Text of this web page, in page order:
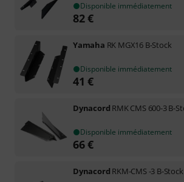
Disponible immédiatement
82€
Yamaha RK MGX16 B-Stock
Disponible immédiatement
41 €
Dynacord RMK CMS 600-3 B-
Disponible immédiatement
66€
Dynacord RKM-CMS -3 B-Stock